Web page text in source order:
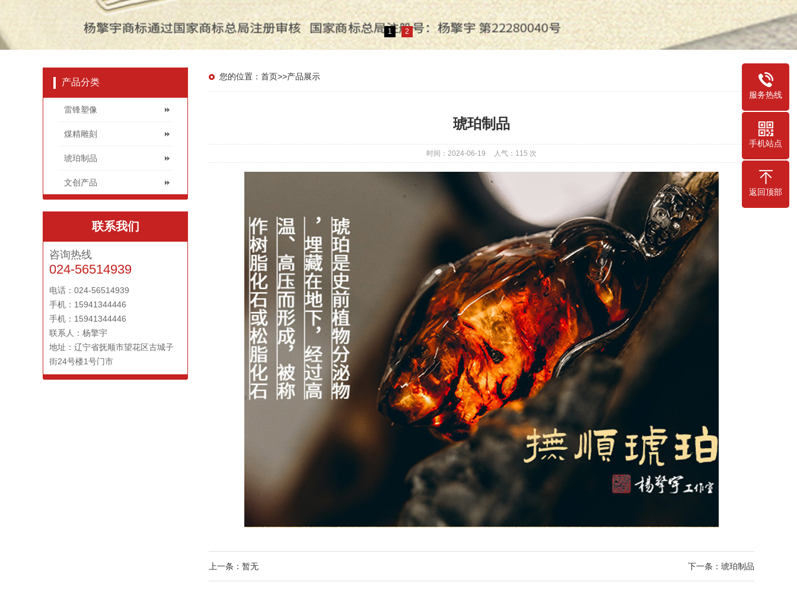
1 2
产品分类
雷锋塑像
煤精雕刻
琥珀制品
文创产品
联系我们
咨询热线
024-56514939
电话：024-56514939
手机：15941344446
手机：15941344446
联系人：杨擎宇
地址：辽宁省抚顺市望花区古城子
街24号楼1号门市
您的位置： 首页>>产品展示
琥珀制品
时间：2024-06-19 人气： 115 次
上一条： 暂无 下一条： 琥珀制品
服务热线
手机站点
返回顶部